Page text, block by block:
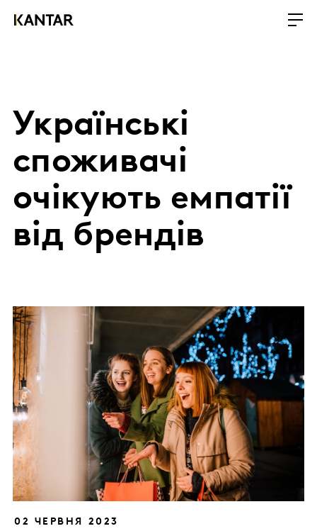
Українські
споживачі
очікують емпатії
від брендів
02 ЧЕРВНЯ 2023